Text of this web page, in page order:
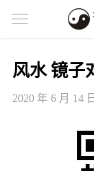
风水 镜子
2020 年 6 月 14 日